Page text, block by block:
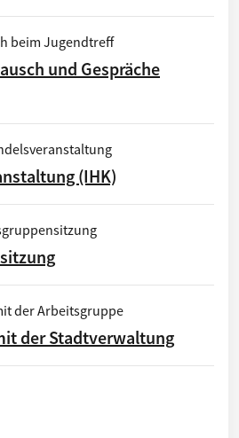
beim Jugendtreff
und Gespräche
(IHK)
der Arbeitsgruppe
der Stadtverwaltung